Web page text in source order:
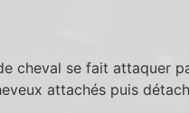
cheval se fait attaquer
attachés puis